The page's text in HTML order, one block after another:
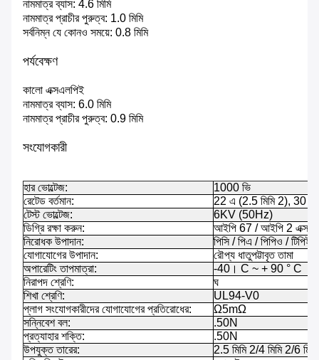
নামমাত্র ব্যাস: 4.6 মিমি
নামমাত্র প্রাচীর পুরুত্ব: 1.0 মিমি
সর্বনিম্ন যে কোনও সময়ে: 0.8 মিমি
পর্যবেক্ষণ
কালো এক্সএলপিই
নামমাত্র ব্যাস: 6.0 মিমি
নামমাত্র প্রাচীর পুরুত্ব: 0.9 মিমি
সংযোগকারী
হার ভোল্টেজ:
1000 ভি
রেটেড বর্তমান:
22 এ (2.5 মিমি 2), 30 এ
টেস্ট ভোল্টেজ:
6KV (50Hz)
ডিগ্রি রক্ষা করুন:
আইপি 67 / আইপি 2 এক্স
নিরোধক উপাদান:
পিসি / পিএ / পিপিও / টিপিই
যোগাযোগের উপাদান:
রৌপ্য ধাতুপট্টাবৃত তামা
অপারেটিং তাপমাত্রা:
-40। C ~ + 90 ° C
নিরাপদ শ্রেণি:
ঘ
শিখা শ্রেণি:
UL94-V0
প্লাগ সংযোগকারীদের যোগাযোগের প্রতিরোধের:
Ω5mΩ
সন্নিবেশ বল:
.50N
প্রত্যাহার শক্তি:
.50N
উপযুক্ত তারের:
2.5 মিমি 2/4 মিমি 2/6